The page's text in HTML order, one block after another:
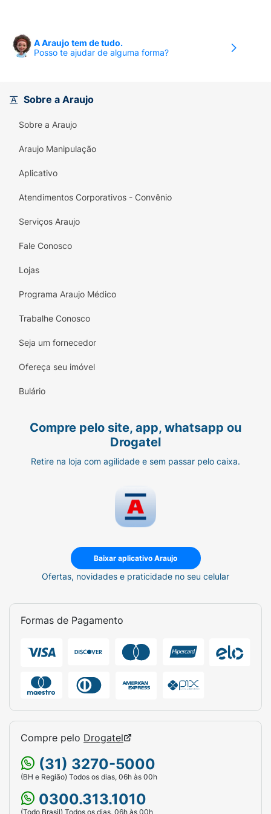
DERMOCOSMÉTICO SEGURO.
CORANTES e FORMOL.
DERMATOLOGICAMENTE TESTADO. PRODUTO
SUSTENTÁVEL: o cuidado com a pele também
A Araujo tem de tudo.
Posso te ajudar de alguma forma?
Sobre a Araujo
Sobre a Araujo
Araujo Manipulação
Aplicativo
Atendimentos Corporativos - Convênio
Serviços Araujo
Fale Conosco
Lojas
Programa Araujo Médico
Trabalhe Conosco
Seja um fornecedor
Ofereça seu imóvel
Bulário
Compre pelo site, app, whatsapp ou
Drogatel
Retire na loja com agilidade e sem passar pelo caixa.
Baixar aplicativo Araujo
Ofertas, novidades e praticidade no seu celular
Formas de Pagamento
Compre pelo Drogatel
(31) 3270-5000
(BH e Região) Todos os dias, 06h às 00h
0300.313.1010
(Todo Brasil) Todos os dias, 06h às 00h